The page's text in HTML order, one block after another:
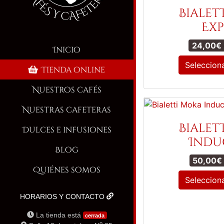
Inicio
Tienda online
Nuestros cafés
Nuestras cafeteras
Dulces e infusiones
Blog
Quiénes somos
HORARIOS Y CONTACTO
La tienda está cerrada
24,00€
50,00€